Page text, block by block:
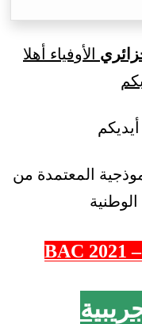
الأوفياء أهلا
المعتمدة من